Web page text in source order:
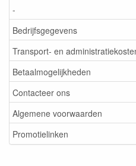
-
Bedrijfsgegevens
Transport- en
Betaalmogelijkheden
Contacteer ons
Algemene voorwaarden
Promotielinken